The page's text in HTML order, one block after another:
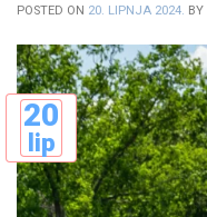
POSTED ON 20. LIPNJA 2024. BY
20
lip